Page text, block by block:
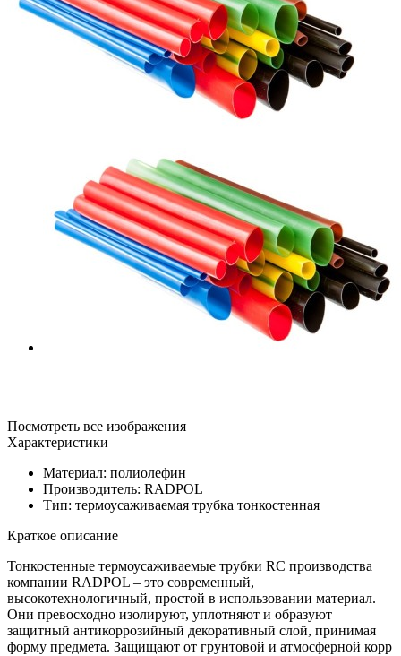
Посмотреть все изображения
Характеристики
Материал: полиолефин
Производитель: RADPOL
Тип: термоусаживаемая трубка тонкостенная
Краткое описание
Тонкостенные термоусаживаемые трубки RC производства
компании RADPOL – это современный,
высокотехнологичный, простой в использовании материал.
Они превосходно изолируют, уплотняют и образуют
защитный антикоррозийный декоративный слой, принимая
форму предмета. Защищают от грунтовой и атмосферной корр